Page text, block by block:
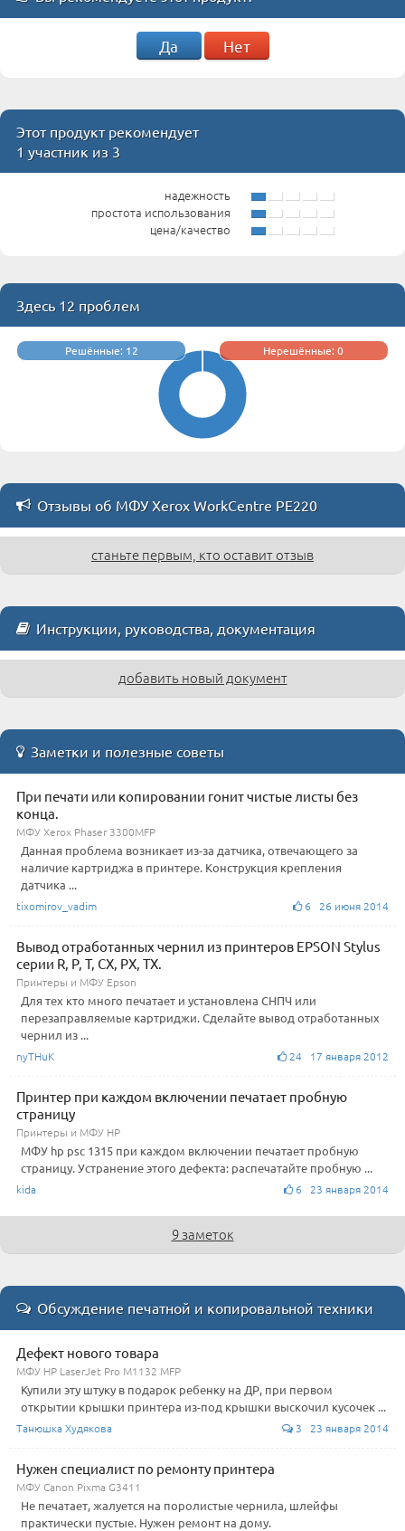
Да Нет
Этот продукт рекомендует
1 участник из 3
надежность
простота использования
цена/качество
Здесь 12 проблем
Решённые: 12 Нерешённые: 0
Отзывы об МФУ Xerox WorkCentre PE220
станьте первым, кто оставит отзыв
Инструкции, руководства, документация
добавить новый документ
Заметки и полезные советы
При печати или копировании гонит чистые листы без
конца.
МФУ Xerox Phaser 3300MFP
Данная проблема возникает из-за датчика, отвечающего за
наличие картриджа в принтере. Конструкция крепления
датчика ...
tixomirov_vadim 6 26 июня 2014
Вывод отработанных чернил из принтеров EPSON Stylus
серии R, P, T, CX, PX, TX.
Принтеры и МФУ Epson
Для тех кто много печатает и установлена СНПЧ или
перезаправляемые картриджи. Сделайте вывод отработанных
чернил из ...
nyTHuK 24 17 января 2012
Принтер при каждом включении печатает пробную
страницу
Принтеры и МФУ HP
МФУ hp psc 1315 при каждом включении печатает пробную
страницу. Устранение этого дефекта: распечатайте пробную ...
kida 6 23 января 2014
9 заметок
Обсуждение печатной и копировальной техники
Дефект нового товара
МФУ HP LaserJet Pro M1132 MFP
Купили эту штуку в подарок ребенку на ДР, при первом
открытии крышки принтера из-под крышки выскочил кусочек ...
Танюшка Худякова 3 23 января 2014
Нужен специалист по ремонту принтера
МФУ Canon Pixma G3411
Не печатает, жалуется на поролистые чернила, шлейфы
практически пустые. Нужен ремонт на дому.